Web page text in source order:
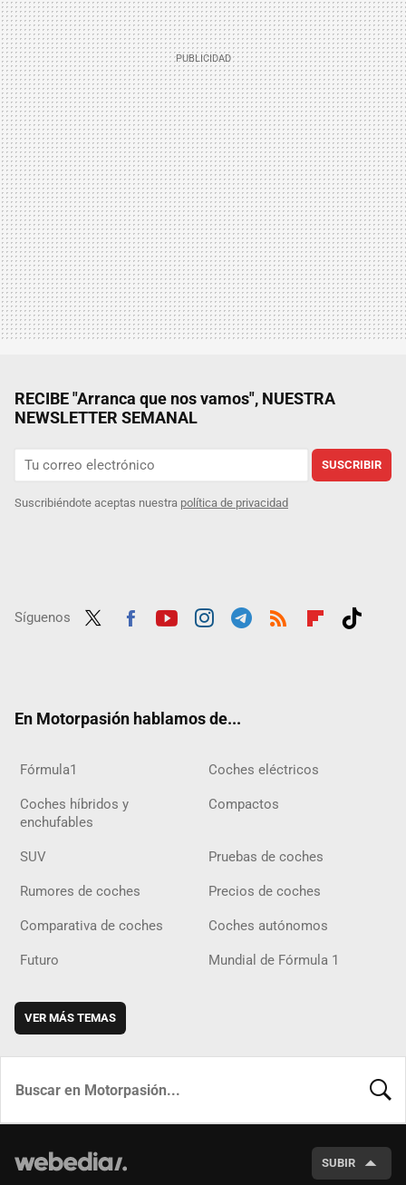
RECIBE "Arranca que nos vamos", NUESTRA
NEWSLETTER SEMANAL
SUSCRIBIR
Suscribiéndote aceptas nuestra política de privacidad
Síguenos
En Motorpasión hablamos de...
Fórmula1 Coches eléctricos
Coches híbridos y
enchufables
Compactos
SUV Pruebas de coches
Rumores de coches Precios de coches
Comparativa de coches Coches autónomos
Futuro Mundial de Fórmula 1
VER MÁS TEMAS
SUBIR